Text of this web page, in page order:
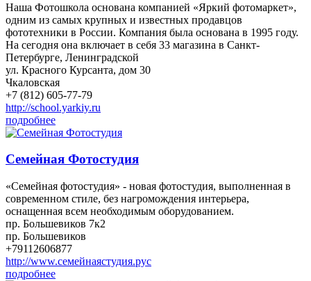
Наша Фотошкола основана компанией «Яркий фотомаркет»,
одним из самых крупных и известных продавцов
фототехники в России. Компания была основана в 1995 году.
На сегодня она включает в себя 33 магазина в Санкт-
Петербурге, Ленинградской
ул. Красного Курсанта, дом 30
Чкаловская
+7 (812) 605-77-79
http://school.yarkiy.ru
подробнее
Семейная Фотостудия
«Семейная фотостудия» - новая фотостудия, выполненная в
современном стиле, без нагромождения интерьера,
оснащенная всем необходимым оборудованием.
пр. Большевиков 7к2
пр. Большевиков
+79112606877
http://www.семейнаястудия.рус
подробнее